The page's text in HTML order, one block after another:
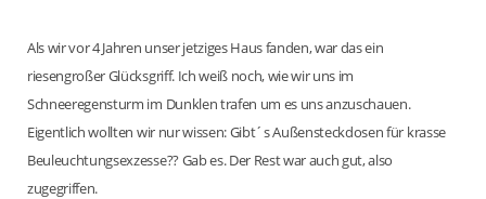
Als wir vor 4 Jahren unser jetziges Haus fanden, war das ein
riesengroßer Glücksgriff. Ich weiß noch, wie wir uns im
Schneeregensturm im Dunklen trafen um es uns anzuschauen.
Eigentlich wollten wir nur wissen: Gibt´s Außensteckdosen für krasse
Beuleuchtungsexzesse?? Gab es. Der Rest war auch gut, also
zugegriffen.